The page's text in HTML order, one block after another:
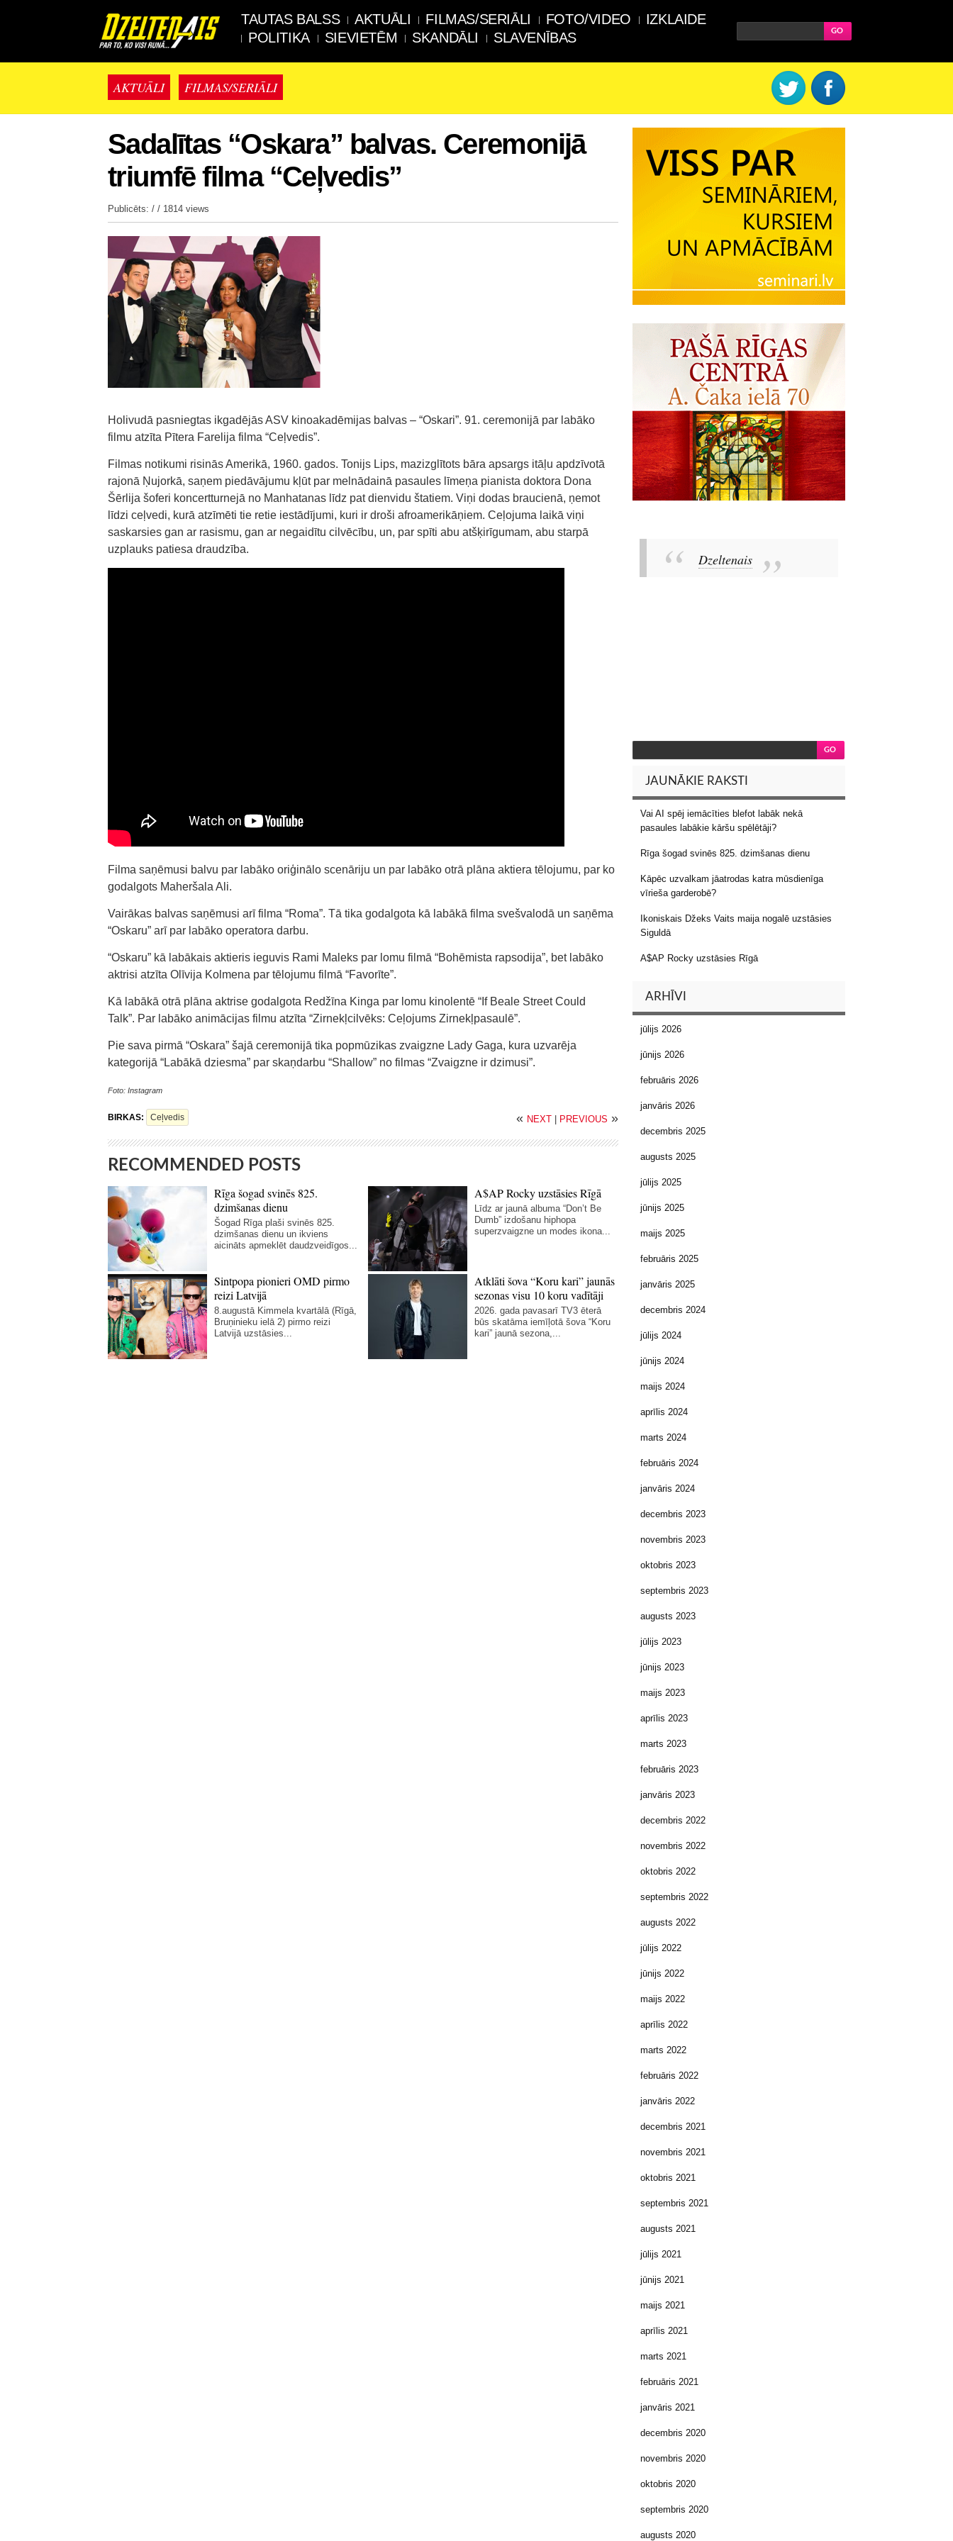
TAUTAS BALSS AKTUĀLI FILMAS/SERIĀLI FOTO/VIDEO
IZKLAIDE
POLITIKA
SIEVIETĒM SKANDĀLI SLAVENĪBAS
AKTUĀLI FILMAS/SERIĀLI
Sadalītas “Oskara” balvas. Ceremonijā
triumfē filma “Ceļvedis”
Publicēts: / / 1814 views
Holivudā pasniegtas ikgadējās ASV kinoakadēmijas balvas – “Oskari”. 91. ceremonijā par labāko
filmu atzīta Pītera Farelija filma “Ceļvedis”.
Filmas notikumi risinās Amerikā, 1960. gados. Tonijs Lips, mazizglītots bāra apsargs itāļu apdzīvotā
rajonā Ņujorkā, saņem piedāvājumu kļūt par melnādainā pasaules līmeņa pianista doktora Dona
Šērlija šoferi koncertturnejā no Manhatanas līdz pat dienvidu štatiem. Viņi dodas braucienā, ņemot
līdzi ceļvedi, kurā atzīmēti tie retie iestādījumi, kuri ir droši afroamerikāņiem. Ceļojuma laikā viņi
saskarsies gan ar rasismu, gan ar negaidītu cilvēcību, un, par spīti abu atšķirīgumam, abu starpā
uzplauks patiesa draudzība.
Filma saņēmusi balvu par labāko oriģinālo scenāriju un par labāko otrā plāna aktiera tēlojumu, par ko
godalgots Maheršala Ali.
Vairākas balvas saņēmusi arī filma “Roma”. Tā tika godalgota kā labākā filma svešvalodā un saņēma
“Oskaru” arī par labāko operatora darbu.
“Oskaru” kā labākais aktieris ieguvis Rami Maleks par lomu filmā “Bohēmista rapsodija”, bet labāko
aktrisi atzīta Olīvija Kolmena par tēlojumu filmā “Favorīte”.
Kā labākā otrā plāna aktrise godalgota Redžīna Kinga par lomu kinolentē “If Beale Street Could
Talk”. Par labāko animācijas filmu atzīta “Zirnekļcilvēks: Ceļojums Zirnekļpasaulē”.
Pie sava pirmā “Oskara” šajā ceremonijā tika popmūzikas zvaigzne Lady Gaga, kura uzvarēja
kategorijā “Labākā dziesma” par skaņdarbu “Shallow” no filmas “Zvaigzne ir dzimusi”.
Foto: Instagram
BIRKAS: Ceļvedis « NEXT PREVIOUS »
RECOMMENDED POSTS
Rīga šogad svinēs 825.
dzimšanas dienu
Šogad Rīga plaši svinēs 825.
dzimšanas dienu un ikviens
aicināts apmeklēt daudzveidīgos...
A$AP Rocky uzstāsies Rīgā
Līdz ar jaunā albuma “Don’t Be
Dumb” izdošanu hiphopa
superzvaigzne un modes ikona...
Sintpopa pionieri OMD pirmo
reizi Latvijā
8.augustā Kimmela kvartālā (Rīgā,
Bruņinieku ielā 2) pirmo reizi
Latvijā uzstāsies...
Atklāti šova “Koru kari” jaunās
sezonas visu 10 koru vadītāji
2026. gada pavasarī TV3 ēterā
būs skatāma iemīļotā šova “Koru
kari” jaunā sezona,...
Dzeltenais
JAUNĀKIE RAKSTI
Vai AI spēj iemācīties blefot labāk nekā
pasaules labākie kāršu spēlētāji?
Rīga šogad svinēs 825. dzimšanas dienu
Kāpēc uzvalkam jāatrodas katra mūsdienīga
vīrieša garderobē?
Ikoniskais Džeks Vaits maija nogalē uzstāsies
Siguldā
A$AP Rocky uzstāsies Rīgā
ARHĪVI
jūlijs 2026
jūnijs 2026
februāris 2026
janvāris 2026
decembris 2025
augusts 2025
jūlijs 2025
jūnijs 2025
maijs 2025
februāris 2025
janvāris 2025
decembris 2024
jūlijs 2024
jūnijs 2024
maijs 2024
aprīlis 2024
marts 2024
februāris 2024
janvāris 2024
decembris 2023
novembris 2023
oktobris 2023
septembris 2023
augusts 2023
jūlijs 2023
jūnijs 2023
maijs 2023
aprīlis 2023
marts 2023
februāris 2023
janvāris 2023
decembris 2022
novembris 2022
oktobris 2022
septembris 2022
augusts 2022
jūlijs 2022
jūnijs 2022
maijs 2022
aprīlis 2022
marts 2022
februāris 2022
janvāris 2022
decembris 2021
novembris 2021
oktobris 2021
septembris 2021
augusts 2021
jūlijs 2021
jūnijs 2021
maijs 2021
aprīlis 2021
marts 2021
februāris 2021
janvāris 2021
decembris 2020
novembris 2020
oktobris 2020
septembris 2020
augusts 2020